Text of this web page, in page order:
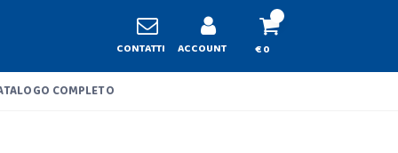
CONTATTI ACCOUNT € 0
COMPLETO